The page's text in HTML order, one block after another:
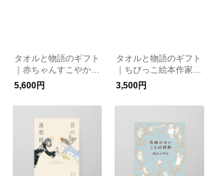
タオルと物語のギフト
｜赤ちゃんすこやかお
祝いセット（ラッピン
グ・ポストカード付）
【送料無料】
5,600円
タオルと物語のギフト
｜ちびっこ絵本作家セ
ット（ラッピング・ポ
ストカード付）【送料
無料】［メール便］
3,500円